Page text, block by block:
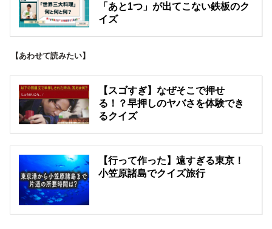
「あと1つ」が出てこない鉄板のク
イズ
【あわせて読みたい】
【スゴすぎ】なぜそこで押せ
る！？早押しのヤバさを体験でき
るクイズ
【行って作った】遠すぎる東京！
小笠原諸島でクイズ旅行